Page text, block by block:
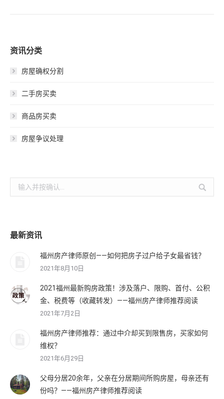
资讯分类
房屋确权分割
二手房买卖
商品房买卖
房屋争议处理
索：
最新资讯
福州房产律师原创——如何把房子过户给子女最省钱？
2021年8月10日
2021福州最新购房政策！涉及落户、限购、首付、公积
金、税费等（收藏转发）——福州房产律师推荐阅读
2021年7月2日
福州房产律师推荐：通过中介却买到限售房，买家如何
维权？
2021年6月29日
父母分居20余年，父亲在分居期间所购房屋，母亲还有
份吗？——福州房产律师推荐阅读